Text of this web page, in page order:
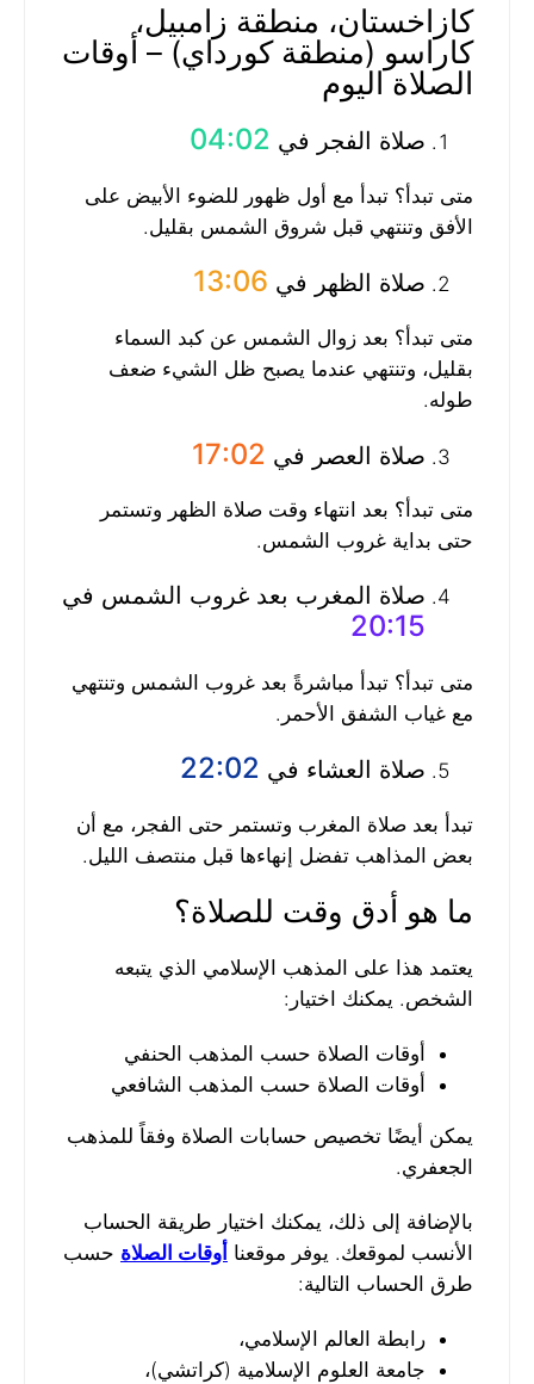
كازاخستان، منطقة زامبيل،
كاراسو (منطقة كورداي) – أوقات
الصلاة اليوم
صلاة الفجر في 04:02
متى تبدأ؟ تبدأ مع أول ظهور للضوء الأبيض على
الأفق وتنتهي قبل شروق الشمس بقليل.
صلاة الظهر في 13:06
متى تبدأ؟ بعد زوال الشمس عن كبد السماء
بقليل، وتنتهي عندما يصبح ظل الشيء ضعف
طوله.
صلاة العصر في 17:02
متى تبدأ؟ بعد انتهاء وقت صلاة الظهر وتستمر
حتى بداية غروب الشمس.
صلاة المغرب بعد غروب الشمس في
20:15
متى تبدأ؟ تبدأ مباشرةً بعد غروب الشمس وتنتهي
مع غياب الشفق الأحمر.
صلاة العشاء في 22:02
تبدأ بعد صلاة المغرب وتستمر حتى الفجر، مع أن
بعض المذاهب تفضل إنهاءها قبل منتصف الليل.
ما هو أدق وقت للصلاة؟
يعتمد هذا على المذهب الإسلامي الذي يتبعه
الشخص. يمكنك اختيار:
أوقات الصلاة حسب المذهب الحنفي
أوقات الصلاة حسب المذهب الشافعي
يمكن أيضًا تخصيص حسابات الصلاة وفقاً للمذهب
الجعفري.
بالإضافة إلى ذلك، يمكنك اختيار طريقة الحساب
الأنسب لموقعك. يوفر موقعنا أوقات الصلاة حسب
طرق الحساب التالية:
رابطة العالم الإسلامي،
جامعة العلوم الإسلامية (كراتشي)،